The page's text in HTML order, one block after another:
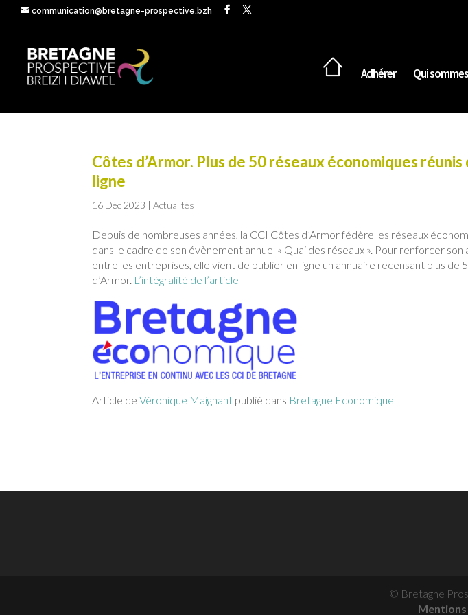
communication@bretagne-prospective.bzh
Adhérer Qui
Côtes d’Armor. Plus de 50 réseaux économiques réunis
ligne
16 Déc 2023 |Actualités
Depuis de nombreuses années, la CCI Côtes d’Armor fédère les réseaux
dans le cadre de son évènement annuel « Quai des réseaux ». Pour renforcer
entre les entreprises, elle vient de publier en ligne un annuaire recensant plus de
d’Armor. L’intégralité de l’article
Article deVéronique Maignant publié dans Bretagne Economique
© Bretagne
Mentions